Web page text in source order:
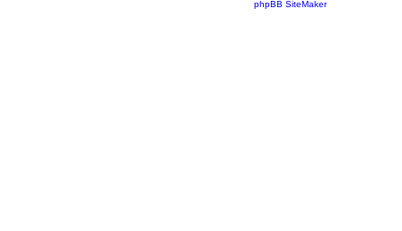
phpBB SiteMaker